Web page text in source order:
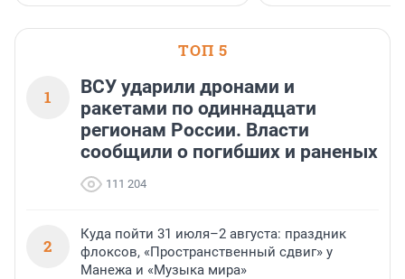
ТОП 5
1
ВСУ ударили дронами и
ракетами по одиннадцати
регионам России. Власти
сообщили о погибших и раненых
111 204
2
Куда пойти 31 июля–2 августа: праздник
флоксов, «Пространственный сдвиг» у
Манежа и «Музыка мира»